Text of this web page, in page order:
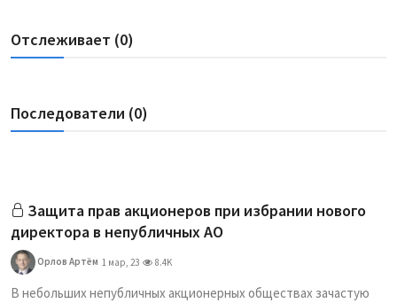
Отслеживает (0)
Последователи (0)
Защита прав акционеров при избрании нового
директора в непубличных АО
Орлов Артём 1 мар, 23 8.4K
В небольших непубличных акционерных обществах зачастую